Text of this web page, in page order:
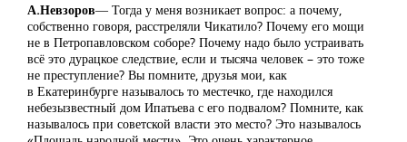
А.Невзоров― Тогда у меня возникает вопрос: а почему,
собственно говоря, расстреляли Чикатило? Почему его мощи
не в Петропавловском соборе? Почему надо было устраивать
всё это дурацкое следствие, если и тысяча человек – это тоже
не преступление? Вы помните, друзья мои, как
в Екатеринбурге называлось то местечко, где находился
небезызвестный дом Ипатьева с его подвалом? Помните, как
называлось при советской власти это место? Это называлось